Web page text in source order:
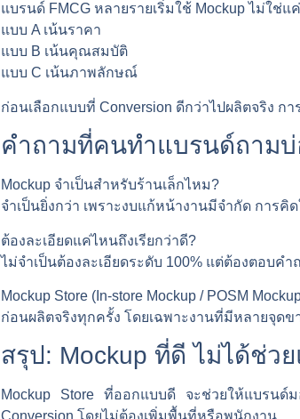
แบรนด์ FMCG หลายรายเริ่มใช้ Mockup ไม่ใช่
แบบ A เน้นราคา
แบบ B เน้นคุณสมบัติ
แบบ C เน้นภาพลักษณ์
ก่อนเลือกแบบที่ Conversion ดีกว่าไปผลิตจริง ก
คำถามที่คนทำแบรนด์ถามบ่
Mockup จำเป็นสำหรับร้านเล็กไหม?
จำเป็นยิ่งกว่า เพราะงบแก้หน้างานมีจำกัด การ
ต้องละเอียดแค่ไหนถึงเรียกว่าดี?
ไม่จำเป็นต้องละเอียดระดับ 100% แต่ต้องตอบค
Mockup Store (In-store Mockup / POSM
ก่อนผลิตจริงทุกครั้ง โดยเฉพาะงานที่มีหลายจุดข
สรุป: Mockup ที่ดี ไม่ได้ช่ว
Mockup Store ที่ออกแบบดี จะช่วยให้แบรนด์